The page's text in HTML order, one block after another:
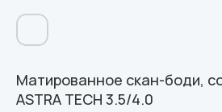
Матированное скан-боди,
ASTRA TECH 3.5/4.0